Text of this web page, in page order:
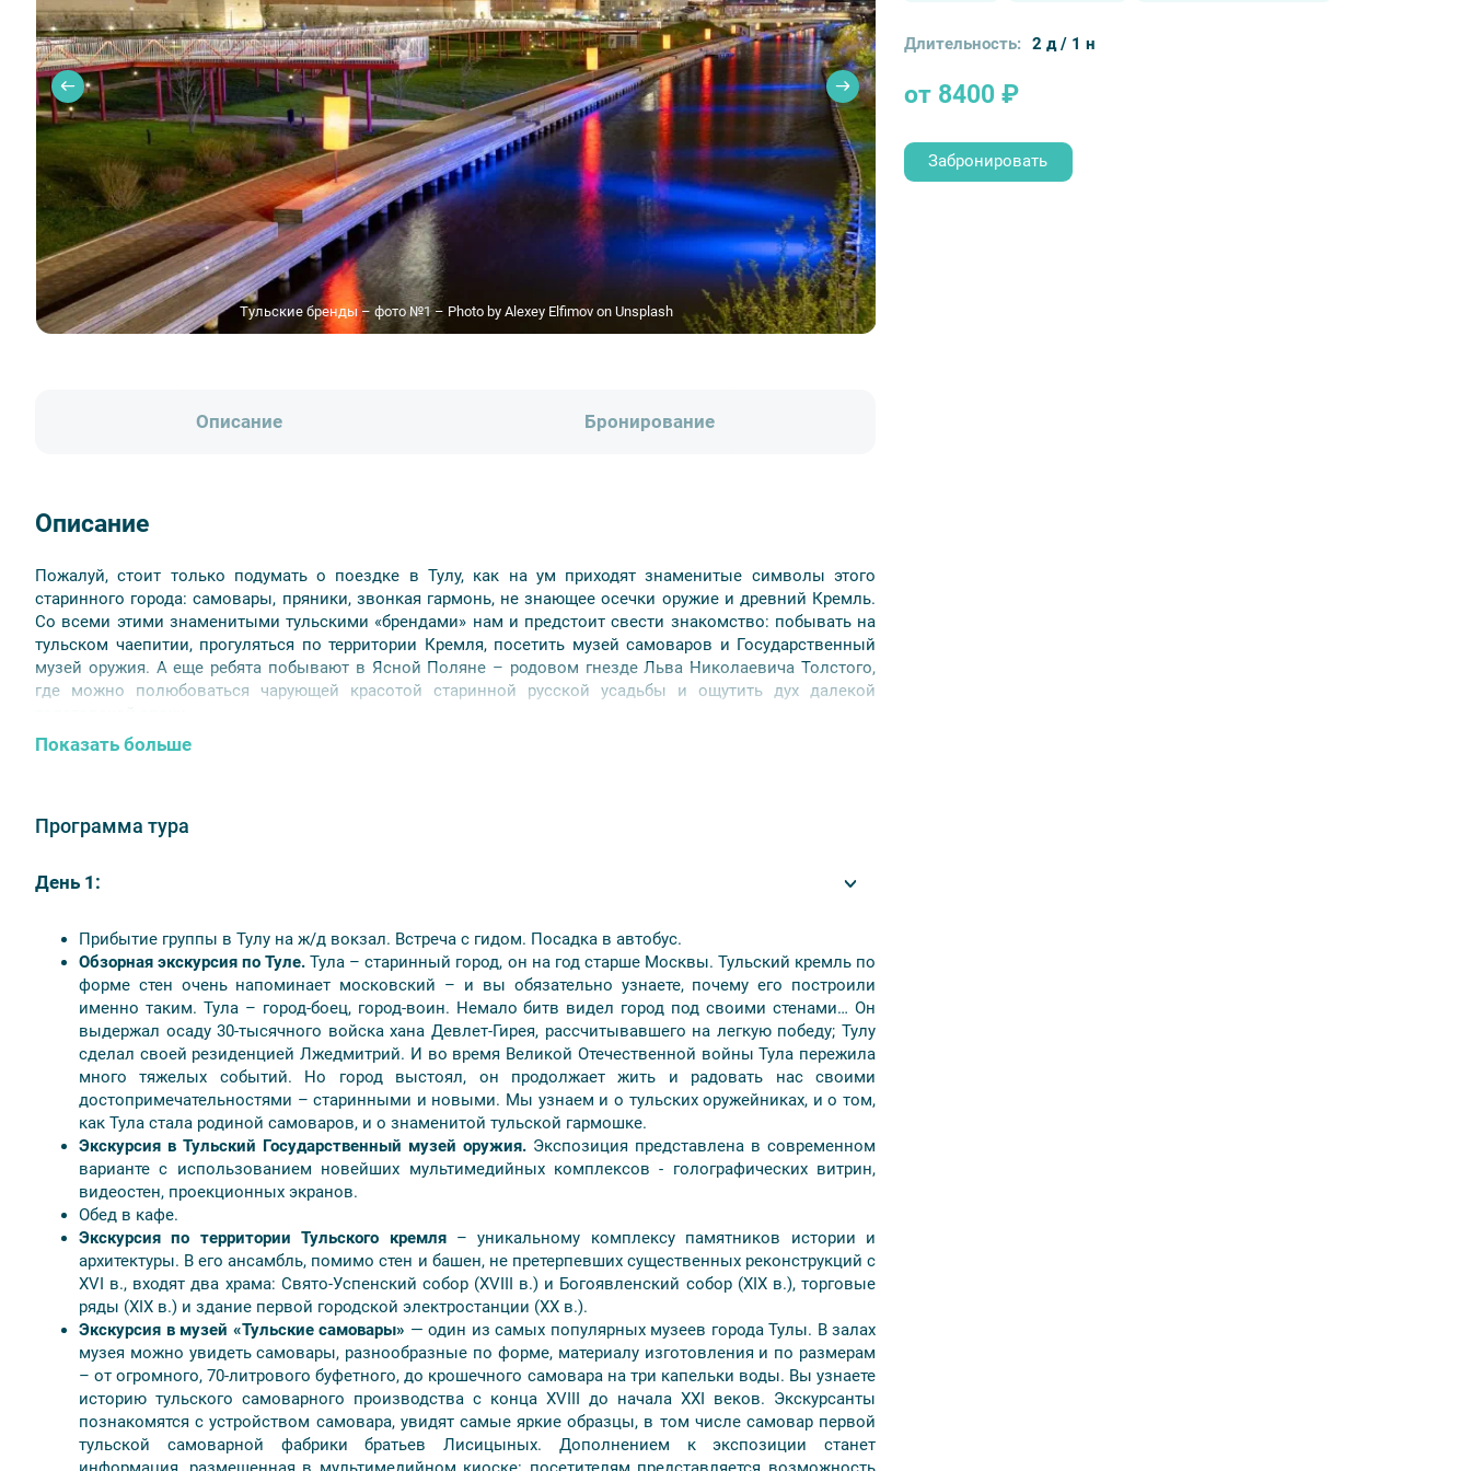
Тульские бренды – фото №1 – Photo by Alexey Elfimov on Unsplash
от 8400 ₽
Длительность: 2 д / 1 н
Забронировать
Описание Бронирование
Описание
Пожалуй, стоит только подумать о поездке в Тулу, как на ум приходят знаменитые символы этого
старинного города: самовары, пряники, звонкая гармонь, не знающее осечки оружие и древний Кремль.
Со всеми этими знаменитыми тульскими «брендами» нам и предстоит свести знакомство: побывать на
тульском чаепитии, прогуляться по территории Кремля, посетить музей самоваров и Государственный
музей оружия. А еще ребята побывают в Ясной Поляне – родовом гнезде Льва Николаевича Толстого,
где можно полюбоваться чарующей красотой старинной русской усадьбы и ощутить дух далекой
Тур для школьников 3-11 классов
В стоимость включено:
экскурсионная программа, включая входные билеты в музеи,
проживание в выбранной гостинице – 1 ночь,
транспортное обслуживание – по программе тура,
услуги гида.
Стоимость тура
(до 15.04.2024)
Численность группы / Стоимость (руб./чел.)
ОТЕЛИ 2* и 3*, удалённые от центра, комплексные завтраки
ОТЕЛИ 3*, 4* - центр города, завтраки "шведский стол" 11 900 10 600 9 700
* Количество взрослых сопровождающих, включенных в поездку бесплатно.
Доплата взрослого в составе группы - 600 рублей.
Показать больше
Программа тура
День 1:
Прибытие группы в Тулу на ж/д вокзал. Встреча с гидом. Посадка в автобус.
Обзорная экскурсия по Туле. Тула – старинный город, он на год старше Москвы. Тульский кремль по
форме стен очень напоминает московский – и вы обязательно узнаете, почему его построили
именно таким. Тула – город-боец, город-воин. Немало битв видел город под своими стенами… Он
выдержал осаду 30-тысячного войска хана Девлет-Гирея, рассчитывавшего на легкую победу; Тулу
сделал своей резиденцией Лжедмитрий. И во время Великой Отечественной войны Тула пережила
много тяжелых событий. Но город выстоял, он продолжает жить и радовать нас своими
достопримечательностями – старинными и новыми. Мы узнаем и о тульских оружейниках, и о том,
как Тула стала родиной самоваров, и о знаменитой тульской гармошке.
Экскурсия в Тульский Государственный музей оружия. Экспозиция представлена в современном
варианте с использованием новейших мультимедийных комплексов - голографических витрин,
видеостен, проекционных экранов.
Обед в кафе.
Экскурсия по территории Тульского кремля – уникальному комплексу памятников истории и
архитектуры. В его ансамбль, помимо стен и башен, не претерпевших существенных реконструкций с
XVI в., входят два храма: Свято-Успенский собор (XVIII в.) и Богоявленский собор (XIX в.), торговые
ряды (XIX в.) и здание первой городской электростанции (XX в.).
Экскурсия в музей «Тульские самовары» — один из самых популярных музеев города Тулы. В залах
музея можно увидеть самовары, разнообразные по форме, материалу изготовления и по размерам
– от огромного, 70-литрового буфетного, до крошечного самовара на три капельки воды. Вы узнаете
историю тульского самоварного производства с конца XVIII до начала XXI веков. Экскурсанты
познакомятся с устройством самовара, увидят самые яркие образцы, в том числе самовар первой
тульской самоварной фабрики братьев Лисицыных. Дополнением к экспозиции станет